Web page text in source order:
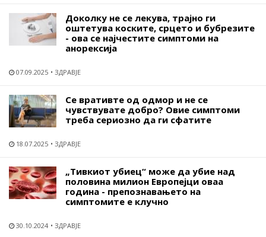
Доколку не се лекува, трајно ги
оштетува коските, срцето и бубрезите
- ова се најчестите симптоми на
анорексија
07.09.2025 ЗДРАВЈЕ
Се вративте од одмор и не се
чувствувате добро? Овие симптоми
треба сериозно да ги сфатите
18.07.2025 ЗДРАВЈЕ
„Тивкиот убиец“ може да убие над
половина милион Европејци оваа
година - препознавањето на
симптомите е клучно
30.10.2024 ЗДРАВЈЕ